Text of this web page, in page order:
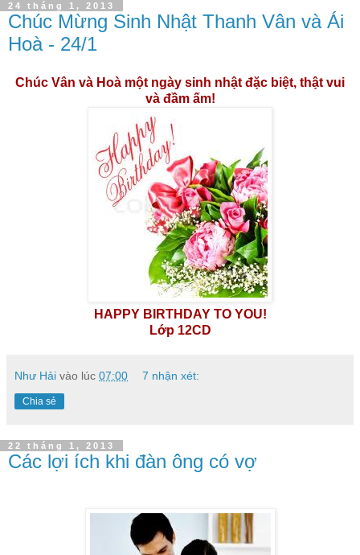
24 tháng 1, 2013
Chúc Mừng Sinh Nhật Thanh Vân và Ái
Hoà - 24/1
Chúc Vân và Hoà một ngày sinh nhật đặc biệt, thật vui
và đầm ấm!
HAPPY BIRTHDAY TO YOU!
Lớp 12CD
Như Hải vào lúc 07:00 7 nhận xét:
Chia sẻ
22 tháng 1, 2013
Các lợi ích khi đàn ông có vợ